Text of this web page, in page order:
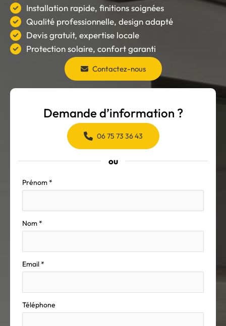
Installation rapide, finitions soignées
Qualité professionnelle, design adapté
Devis gratuit, expertise locale
Protection solaire, confort garanti
Contactez-nous
Demande d’information ?
06 75 73 36 43
ou
Formulaire
simple
Prénom*
Nom*
Email*
Téléphone